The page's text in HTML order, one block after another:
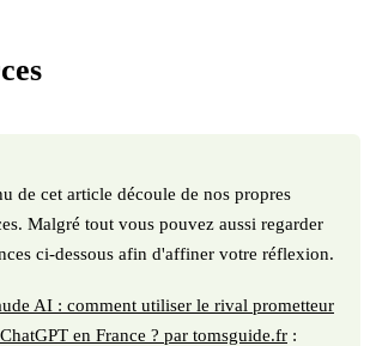
de cet article découle de nos propres
Malgré tout vous pouvez aussi regarder
ci-dessous afin d'affiner votre réflexion.
AI : comment utiliser le rival prometteur
en France ? par tomsguide.fr :